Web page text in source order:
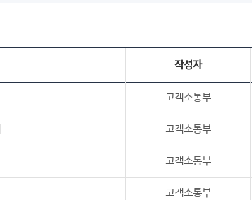
작성자
고객소통부
고객소통부
고객소통부
고객소통부